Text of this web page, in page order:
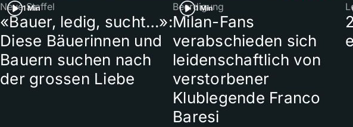
1 Min
Neue Staffel
«Bauer, ledig, sucht…»:
Diese Bäuerinnen und
Bauern suchen nach
der grossen Liebe
1 Min
Beerdigung
Milan-Fans
verabschieden sich
leidenschaftlich von
verstorbener
Klublegende Franco
Baresi